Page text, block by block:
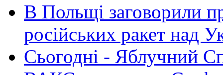
В Польщі заговорили
російських ракет над
Сьогодні - Яблучний